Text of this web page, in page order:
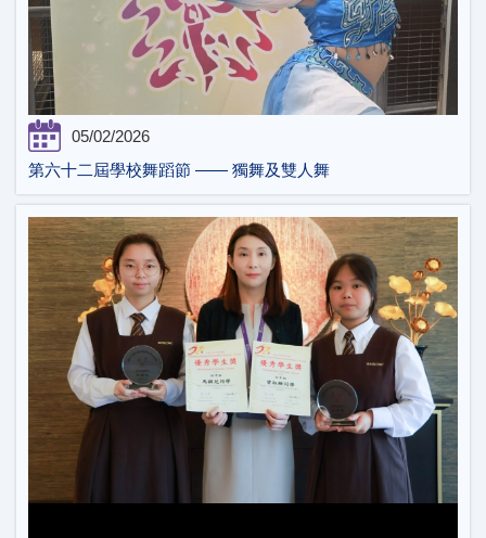
05/02/2026
第六十二屆學校舞蹈節 —— 獨舞及雙人舞